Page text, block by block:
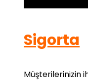
Sigorta
Müşterilerinizin